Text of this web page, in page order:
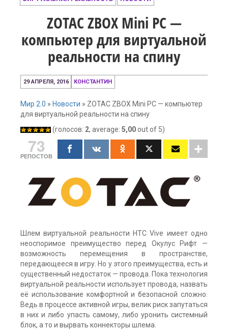
ZOTAC ZBOX Mini PC —
компьютер для виртуальной
реальности на спину
29 АПРЕЛЯ, 2016
10
декабря,
КОНСТАНТИН
Мир 2.0 » Новости » ZOTAC ZBOX Mini PC — компьютер
для виртуальной реальности на спину
(голосов: 2, average: 5,00out of 5)
73
РЕПОСТОВ
Шлем виртуальной реальности HTC Vive имеет одно
неоспоримое преимущество перед Окулус Рифт —
возможность перемещения в пространстве,
передающееся в игру. Но у этого преимущества, есть и
существенный недостаток — провода. Пока технология
виртуальной реальности использует провода, назвать
её использование комфортной и безопасной сложно.
Ведь в процессе активной игры, велик риск запутаться
в них и либо упасть самому, либо уронить системный
блок, а то и вырвать коннекторы шлема.